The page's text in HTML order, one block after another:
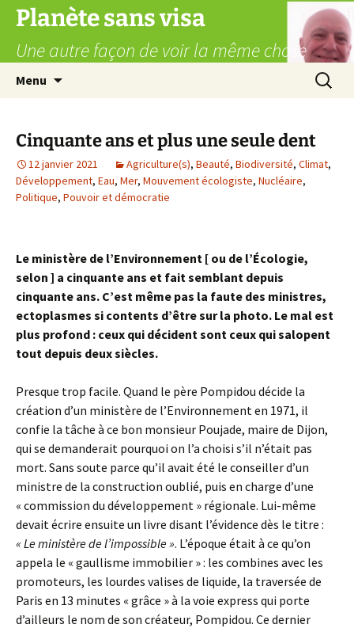
Aller
contenu
Planète sans visa
Une autre façon de voir la même chose
Menu
Cinquante ans et plus une seule dent
12 janvier 2021 Agriculture(s), Beauté, Biodiversité, Climat,
Développement, Eau, Mer, Mouvement écologiste, Nucléaire,
Politique, Pouvoir et démocratie
Le ministère de l’Environnement [ ou de l’Écologie,
selon ] a cinquante ans et fait semblant depuis
cinquante ans. C’est même pas la faute des ministres,
ectoplasmes si contents d’être sur la photo. Le mal est
plus profond : ceux qui décident sont ceux qui salopent
tout depuis deux siècles.
Presque trop facile. Quand le père Pompidou décide la
création d’un ministère de l’Environnement en 1971, il
confie la tâche à ce bon monsieur Poujade, maire de Dijon,
qui se demanderait pourquoi on l’a choisi s’il n’était pas
mort. Sans soute parce qu’il avait été le conseiller d’un
ministre de la construction oublié, puis en charge d’une
« commission du développement » régionale. Lui-même
devait écrire ensuite un livre disant l’évidence dès le titre :
« Le ministère de l’impossible ». L’époque était à ce qu’on
appela le « gaullisme immobilier » : les combines avec les
promoteurs, les lourdes valises de liquide, la traversée de
Paris en 13 minutes « grâce » à la voie express qui porte
d’ailleurs le nom de son créateur, Pompidou. Ce dernier